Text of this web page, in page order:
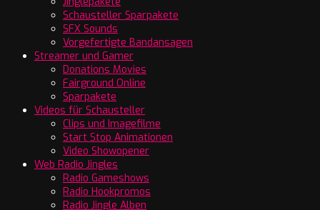
Schausteller Sparpakete
SFX Sounds
Vorgefertigte Bandansagen
Streamer und Gamer
Donations Movies
Fairground Online
Sparpakete
Videos für Schausteller
Clips und Imagefilme
Start Stop Animationen
Video Showopener
Web Radio Jingles
Radio Gameshows
Radio Hookpromos
Radio Jingle Alben